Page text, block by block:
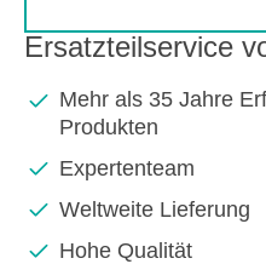
Ersatzteilservice
Mehr als 35 Jahre
Produkten
Expertenteam
Weltweite Lieferung
Hohe Qualität